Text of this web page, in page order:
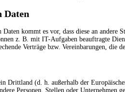
Daten
kommt es vor, dass diese an
z. B. mit IT-Aufgaben beauftragte
Verträge bzw. Vereinbarungen,
Drittland (d. h. außerhalb der
Personen, Stellen oder Unternehmen